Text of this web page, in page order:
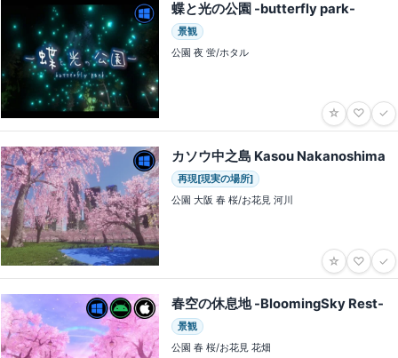
蝶と光の公園 -butterfly park-
景観
公園 夜 蛍/ホタル
☆ ♡ ✓
カソウ中之島 Kasou Nakanoshima
再現[現実の場所]
公園 大阪 春 桜/お花見 河川
☆ ♡ ✓
春空の休息地 -BloomingSky Rest-
景観
公園 春 桜/お花見 花畑